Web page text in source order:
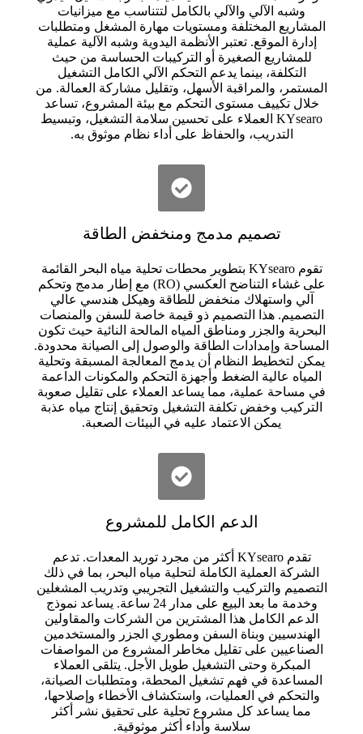
وشبه الآلي والآلي بالكامل لتتناسب مع ميزانيات
المشاريع المختلفة ومستويات مهارة المشغل ومتطلبات
إدارة الموقع. تعتبر الأنظمة اليدوية وشبه الآلية عملية
للمشاريع الصغيرة أو التركيبات الحساسة من حيث
التكلفة، بينما يدعم التحكم الآلي الكامل التشغيل
المستمر، والمراقبة الأسهل، وتقليل مشاركة العمالة. من
خلال تكييف مستوى التحكم مع بيئة المشروع، تساعد
KYsearo العملاء على تحسين سلامة التشغيل، وتبسيط
التدريب، والحفاظ على أداء نظام موثوق به.
تصميم مدمج ومنخفض الطاقة
تقوم KYsearo بتطوير محطات تحلية مياه البحر القائمة
على غشاء التناضح العكسي (RO) مع إطار مدمج وتحكم
آلي واستهلاك منخفض للطاقة وهيكل هندسي عالي
التصميم. هذا التصميم ذو قيمة خاصة للسفن والمنصات
البحرية والجزر ومناطق المياه المالحة النائية حيث تكون
المساحة وإمدادات الطاقة والوصول إلى الصيانة محدودة.
يمكن لتخطيط النظام أن يدمج المعالجة المسبقة وتحلية
المياه عالية الضغط وأجهزة التحكم والمكونات الداعمة
في مساحة عملية، مما يساعد العملاء على تقليل صعوبة
التركيب وخفض تكلفة التشغيل وتحقيق إنتاج مياه عذبة
يمكن الاعتماد عليه في البيئات الصعبة.
الدعم الكامل للمشروع
تقدم KYsearo أكثر من مجرد توريد المعدات. تدعم
الشركة العملية الكاملة لتحلية مياه البحر، بما في ذلك
التصميم والتركيب والتشغيل التجريبي وتدريب المشغلين
وخدمة ما بعد البيع على مدار 24 ساعة. يساعد نموذج
الدعم الكامل هذا المشترين من الشركات والمقاولين
الهندسيين وبناة السفن ومطوري الجزر والمستخدمين
الصناعيين على تقليل مخاطر المشروع من المواصفات
المبكرة وحتى التشغيل طويل الأجل. يتلقى العملاء
المساعدة في فهم تشغيل المحطة، ومتطلبات الصيانة،
والتحكم في العمليات، واستكشاف الأخطاء وإصلاحها،
مما يساعد كل مشروع تحلية على تحقيق نشر أكثر
سلاسة وأداء أكثر موثوقية.